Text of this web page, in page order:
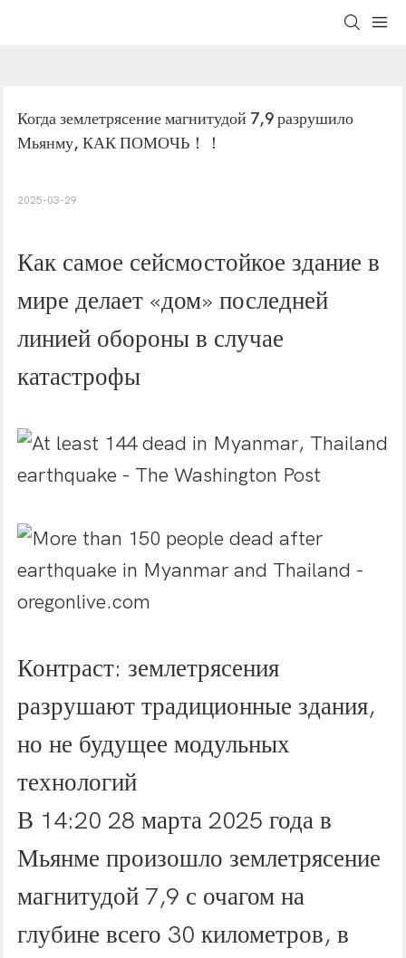
Когда землетрясение магнитудой 7,9 разрушило
Мьянму, КАК ПОМОЧЬ！！
2025-03-29
Как самое сейсмостойкое здание в
мире делает «дом» последней
линией обороны в случае
катастрофы
Контраст: землетрясения
разрушают традиционные здания,
но не будущее модульных
технологий
В 14:20 28 марта 2025 года в
Мьянме произошло землетрясение
магнитудой 7,9 с очагом на
глубине всего 30 километров, в